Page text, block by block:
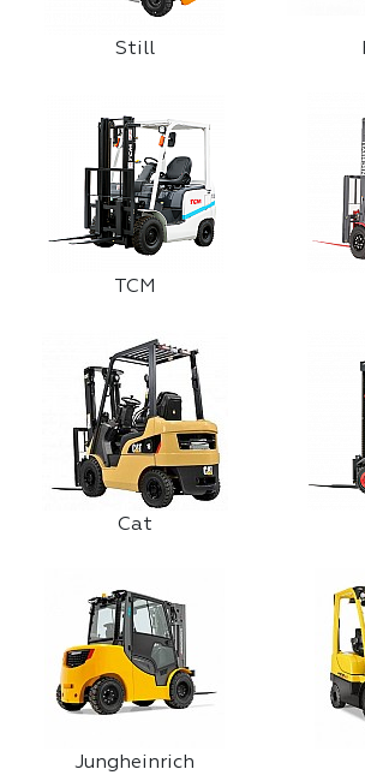
Still
TCM
Cat
Jungheinrich